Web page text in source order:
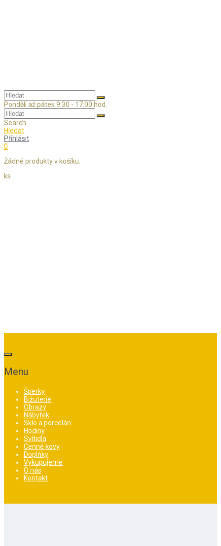
Pondělí až pátek 9:30 - 17:00 hod.
Search
Hledat
Přihlásit
0
Žádné produkty v košíku.
ks
Menu
Šperky
Bižuterie
Obrazy
Nábytek
Sklo a porcelán
Hodiny
Svítidla
Cenné kovy
Doplňky
Vykupujeme
O nás
Kontakt